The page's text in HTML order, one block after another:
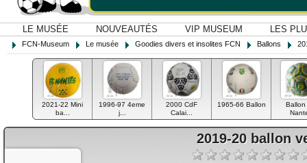
LE MUSÉE NOUVEAUTÉS VIP MUSEUM LES
FCN-Museum Le musée Goodies divers et insolites FCN Ballons
2021-22 Mini
ba...
1996-97 4eme
j...
2000 CdF
Calai...
1965-66 Ballon
Ballon
2019-20 ballon